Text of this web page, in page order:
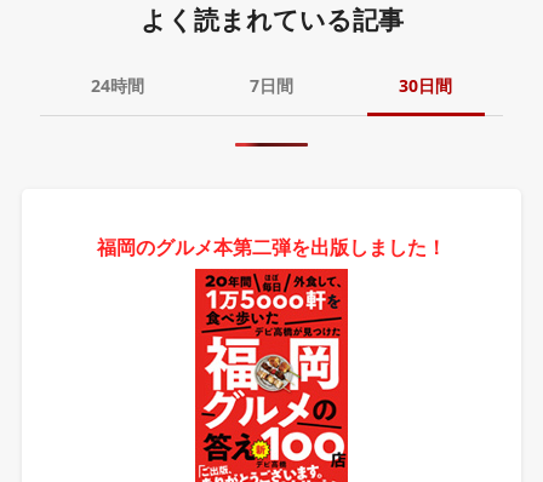
よく読まれている記事
24時間 7日間 30日間
福岡のグルメ本第二弾を出版しました！